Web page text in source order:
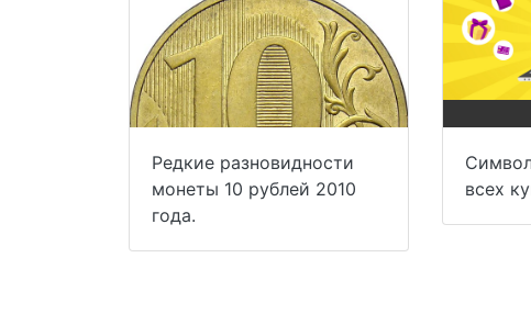
Редкие разновидности
монеты 10 рублей 2010
года.
всех